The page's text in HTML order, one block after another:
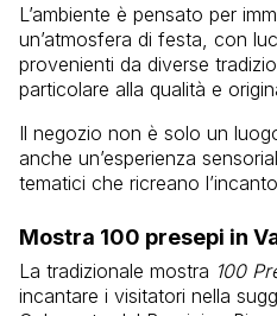
L’ambiente è pensato per
un’atmosfera di festa, con
provenienti da diverse
particolare alla qualità e
Il negozio non è solo un
anche un’esperienza
tematici che ricreano
Mostra 100 presepi in
La tradizionale mostra 100
incantare i visitatori nella